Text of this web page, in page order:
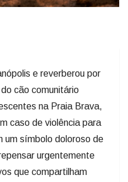
e reverberou por
cão comunitário
na Praia Brava,
caso de violência para
um símbolo doloroso de
urgentemente
que compartilham